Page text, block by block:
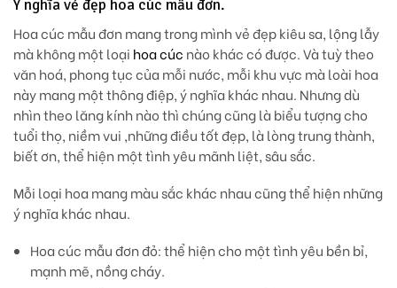
Ý nghĩa vẻ đẹp hoa cúc mẫu đơn.
Hoa cúc mẫu đơn mang trong mình vẻ đẹp kiêu sa, lộng lẫy
mà không một loại hoa cúc nào khác có được. Và tuỳ theo
văn hoá, phong tục của mỗi nước, mỗi khu vực mà loài hoa
này mang một thông điệp, ý nghĩa khác nhau. Nhưng dù
nhìn theo lăng kính nào thì chúng cũng là biểu tượng cho
tuổi thọ, niềm vui ,những điều tốt đẹp, là lòng trung thành,
biết ơn, thể hiện một tình yêu mãnh liệt, sâu sắc.
Mỗi loại hoa mang màu sắc khác nhau cũng thể hiện những
ý nghĩa khác nhau.
Hoa cúc mẫu đơn đỏ: thể hiện cho một tình yêu bền bỉ,
mạnh mẽ, nồng cháy.